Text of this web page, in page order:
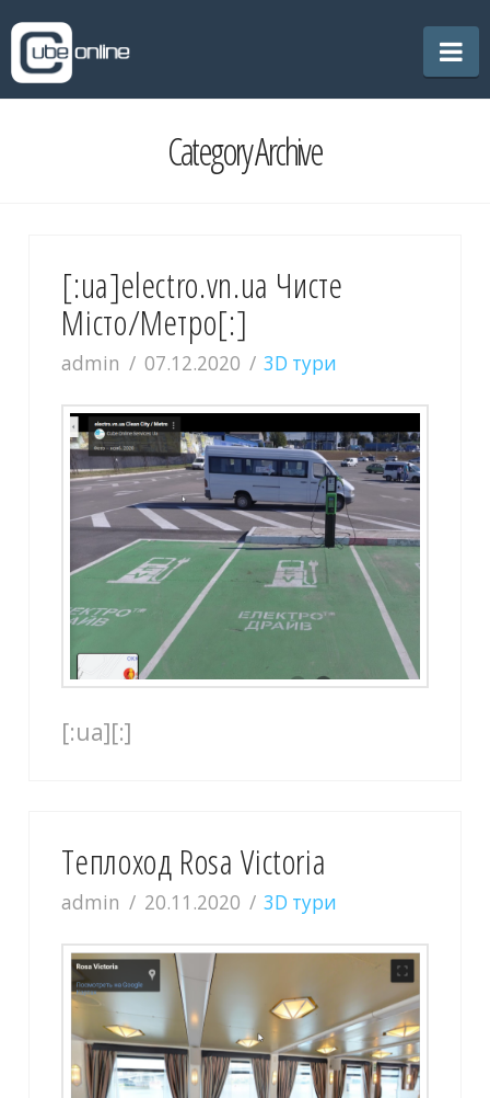
CubeOnline
Category Archive
[:ua]electro.vn.ua Чисте
Місто/Метро[:]
admin 07.12.2020 3D тури
[:ua][:]
Теплоход Rosa Victoria
admin 20.11.2020 3D тури